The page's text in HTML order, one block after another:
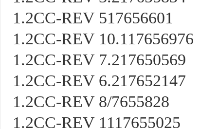
1.2CC-REV 517656601
1.2CC-REV 10.117656976
1.2CC-REV 7.217650569
1.2CC-REV 6.217652147
1.2CC-REV 8/7655828
1.2CC-REV 1117655025